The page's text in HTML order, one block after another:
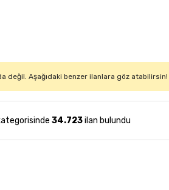
değil. Aşağıdaki benzer ilanlara göz atabilirsin!
34.723ilan bulundu